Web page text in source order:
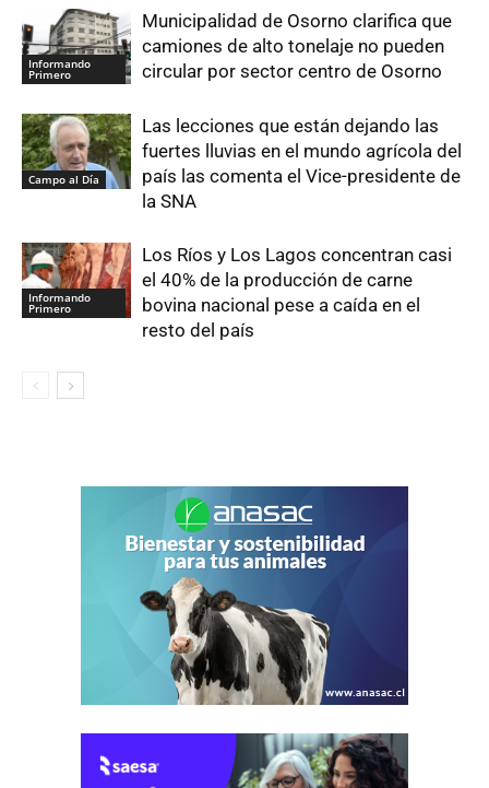
Informando
Primero
Municipalidad de Osorno clarifica que
camiones de alto tonelaje no pueden
circular por sector centro de Osorno
Campo al Día
Las lecciones que están dejando las
fuertes lluvias en el mundo agrícola del
país las comenta el Vice-presidente de
la SNA
Informando
Primero
Los Ríos y Los Lagos concentran casi
el 40% de la producción de carne
bovina nacional pese a caída en el
resto del país